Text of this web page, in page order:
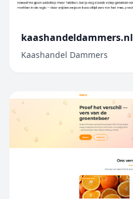
kaashandeldammers.nl
Kaashandel Dammers